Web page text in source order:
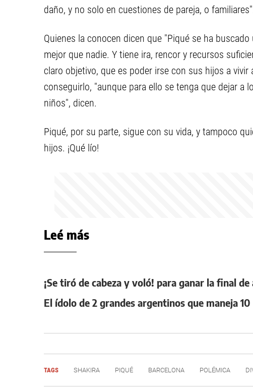
daño, y no solo en cuestiones de pareja, o
Quienes la conocen dicen que "Piqué se ha
mejor que nadie. Y tiene ira, rencor y recursos
claro objetivo, que es poder irse con sus hijos a
conseguirlo, "aunque para ello se tenga que dejar a
niños", dicen.
Piqué, por su parte, sigue con su vida, y tampoco
hijos. ¡Qué lío!
Leé más
¡Se tiró de cabeza y voló! para ganar la final
El ídolo de 2 grandes argentinos que maneja
TAGS SHAKIRA PIQUÉ BARCELONA POLÉMICA